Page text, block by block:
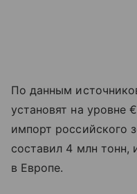
По данным
установят на уровне
импорт российского
составил 4 млн тонн,
в Европе.